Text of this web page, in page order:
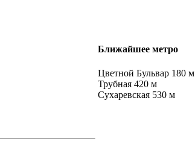
Ближайшее метро
Цветной Бульвар 180 м
Трубная 420 м
Сухаревская 530 м